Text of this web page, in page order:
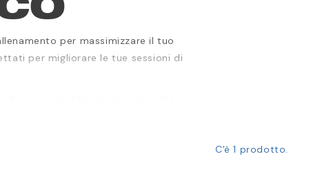
per massimizzare il tuo
per migliorare le tue sessioni di
Sono progettati per resistere alle
di allenamento permettono
C'è 1 prodotto.